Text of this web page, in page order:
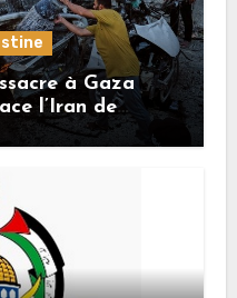
à Gaza
l’Iran de